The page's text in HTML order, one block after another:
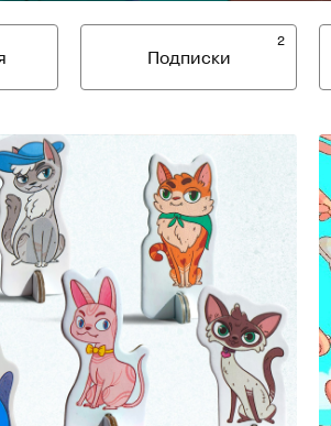
2
Подписки